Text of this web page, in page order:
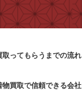
ってもらうまでの流れ
買取で信頼できる会社